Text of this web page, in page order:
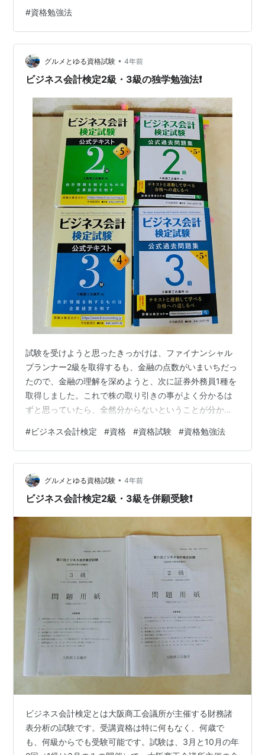
車の中では必ずテキストを読む、と言うことでも良いで
しょう。毎日のことですから、それを続けるだけでも相
当な学習効果を得られます。 毎朝１時間を勉強時間に当
てるということでも良いです。 要するに、自分の生活リ
ズムに勉強を取り込んでしまい、それが当然のような生
#資格勉強法
グルメとゆる資格試験 • 4年前
ビジネス会計検定2級・3級の独学勉強法❗️
試験を受けようと思ったきっかけは、ファイナンシャル
プランナー2級を取得するも、金融の点数がいまいちだっ
たので、金融の理解を深めようと、次に証券外務員1種を
取得しました。これで株の取り引きの事がよく分かるは
ずと思っていたら、全然分からないということが分かり
分析が出来ないということに繋がりました。そこでこの
資格を受験してみようと思い、参考書を購入しました。
約3ヶ月勉強しました。3級が1ヶ月、2級が2ヶ月くらい
の割合です。この4冊で主に勉強しました。ネットに他の
問題がないのか調べても、見つかりませんでした。結
#ビジネス会計検定 #資格 #資格試験 #資格勉強法
グルメとゆる資格試験 • 4年前
ビジネス会計検定2級・3級を併願受験❗️
ビジネス会計検定とは大阪商工会議所が主催する財務諸
表分析の試験です。受講資格は特に何もなく、何歳で
も、何級からでも受験可能です。試験は、3月と10月の年